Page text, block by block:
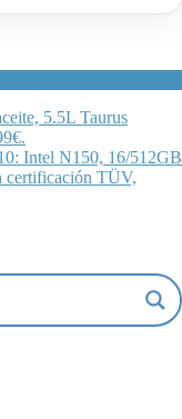
5.5L Taurus
Intel N150, 16/512GB
certificación TÜV,